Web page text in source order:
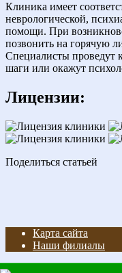
Клиника имеет
неврологической,
помощи. При
позвонить на горячую
Специалисты проведут
шаги или окажут
Лицензии:
Поделиться статьей
Карта сайта
Наши филиалы
© 2026 Клиника